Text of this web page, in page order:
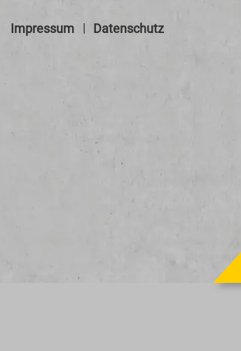
Impressum Datenschutz